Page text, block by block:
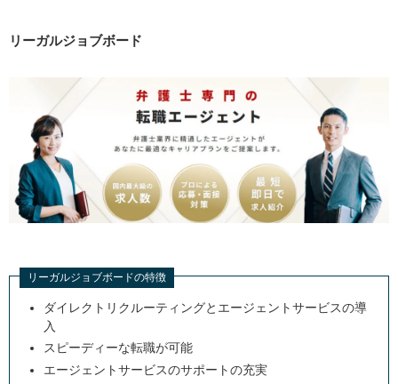
リーガルジョブボード
リーガルジョブボードの特徴
ダイレクトリクルーティングとエージェントサービスの導
入
スピーディーな転職が可能
エージェントサービスのサポートの充実